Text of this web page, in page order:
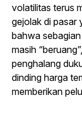
volatilitas terus
gejolak di pasar
bahwa
masih
penghalang
dinding harga
memberikan